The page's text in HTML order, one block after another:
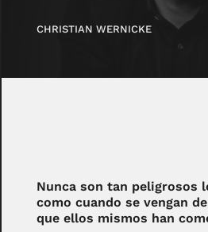
CHRISTIAN WERNICKE
Nunca son tan peligrosos
como cuando se vengan
que ellos mismos han